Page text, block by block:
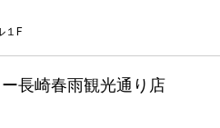
１F
長崎春雨観光通り店